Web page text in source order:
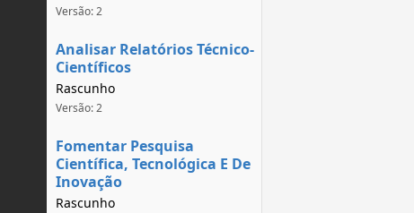
Versão: 2
Analisar Relatórios Técnico-
Científicos
Rascunho
Versão: 2
Fomentar Pesquisa
Científica, Tecnológica E De
Inovação
Rascunho